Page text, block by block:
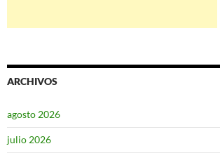
ARCHIVOS
agosto 2026
julio 2026